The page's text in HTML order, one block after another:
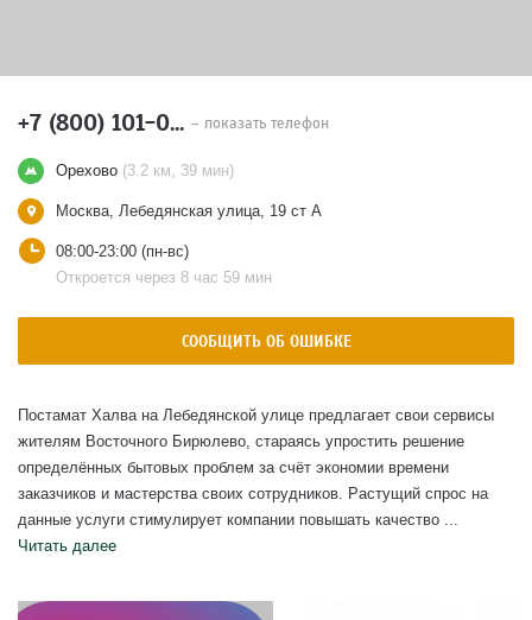
Постамат Халва на Лебедянской улице предлагает свои сервисы
жителям Восточного Бирюлево, стараясь упростить решение
определённых бытовых проблем за счёт экономии времени
заказчиков и мастерства своих сотрудников. Растущий спрос на
данные услуги стимулирует компании повышать качество ...
Читать далее
+7 (800) 101-0... – показать телефон
Орехово (3.2 км, 39 мин)
Москва, Лебедянская улица, 19 ст А
08:00-23:00 (пн-вс)
Откроется через 8 час 59 мин
СООБЩИТЬ ОБ ОШИБКЕ